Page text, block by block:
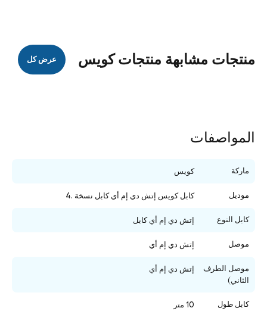
منتجات مشابهة منتجات كويس عرض كل
المواصفات
ماركة كويس
موديل كابل كويس إتش دي إم أي كابل نسخة .4
كابل النوع إتش دي إم أي كابل
موصل إتش دي إم أي
موصل الطرف
الثاني)
إتش دي إم أي
كابل طول 10 متر